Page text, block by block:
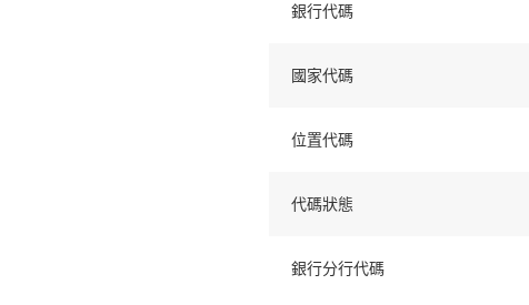
銀行代碼
國家代碼
位置代碼
代碼狀態
銀行分行代碼